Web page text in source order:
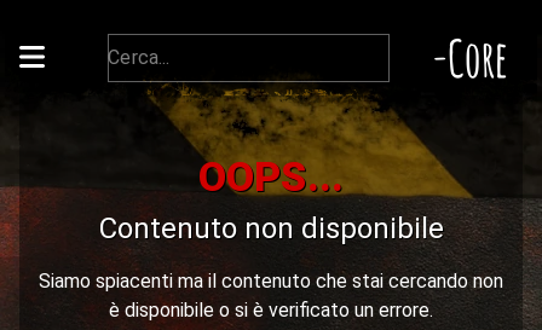
-Core
OOPS...
Contenuto non disponibile
Siamo spiacenti ma il contenuto che stai cercando non
è disponibile o si è verificato un errore.